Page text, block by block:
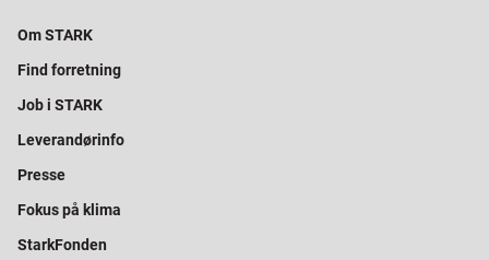
Om STARK
Find forretning
Job i STARK
Leverandørinfo
Presse
Fokus på klima
StarkFonden